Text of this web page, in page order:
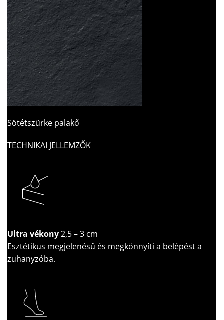
Sötétszürke palakő
TECHNIKAI JELLEMZŐK
Ultra vékony2,5 – 3 cm
Esztétikus megjelenésű és megkönnyíti a belépést a
zuhanyzóba.